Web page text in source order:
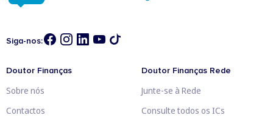
Siga-nos:
Doutor Finanças
Sobre nós
Contactos
Doutor Finanças Rede
Junte-se à Rede
Consulte todos os ICs